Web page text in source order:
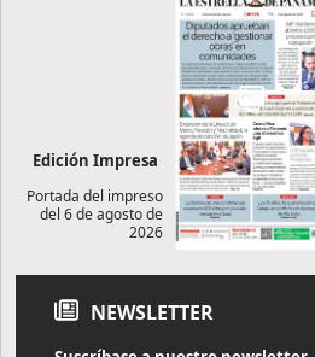
Edición Impresa
Portada del impreso
del 6 de agosto de
2026
NEWSLETTER